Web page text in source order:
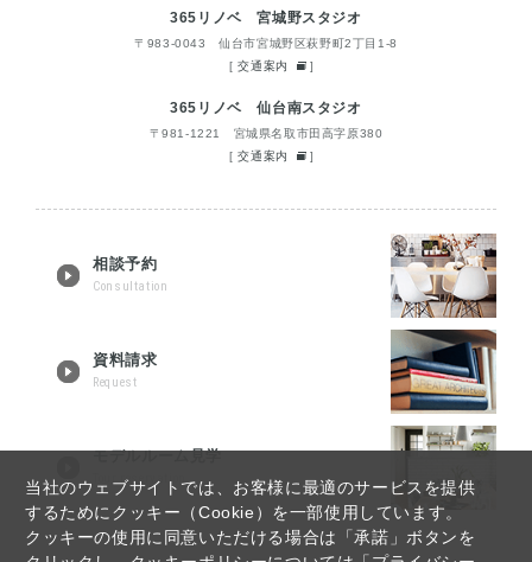
当社のウェブサイトでは、お客様に最適のサービスを提供
するためにクッキー（Cookie）を一部使用しています。
クッキーの使用に同意いただける場合は「承諾」ボタンを
365リノベ 宮城野スタジオ
〒983-0043 仙台市宮城野区萩野町2丁目1-8
[交通案内 ]
365リノベ 仙台南スタジオ
〒981-1221 宮城県名取市田高字原380
[交通案内 ]
相談予約
Consultation
資料請求
Request
モデルルーム見学
Tour reservation